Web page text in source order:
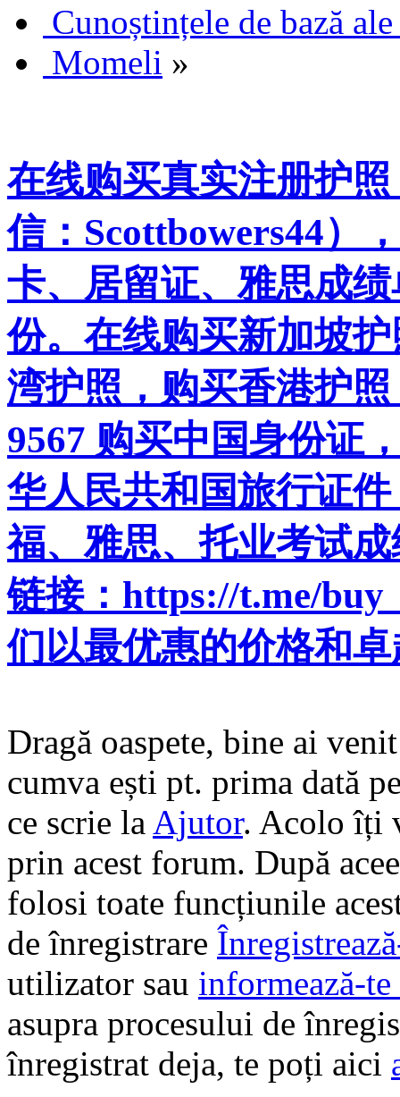
Cunoștințele de bază
Momeli »
在线购买真实注册护
信：Scottbowers44）
卡、居留证、雅思成
份。在线购买新加坡
湾护照，购买香港护
9567 购买中国身份证
华人民共和国旅行证
福、雅思、托业考试
链接：https://t.me/
们以最优惠的价格和
Dragă oaspete, bine ai
cumva ești pt. prima dată
ce scrie la Ajutor. Acolo îți
prin acest forum. După
folosi toate funcțiunile
de înregistrare
utilizator sau informează-
asupra procesului de
înregistrat deja, te poți aici